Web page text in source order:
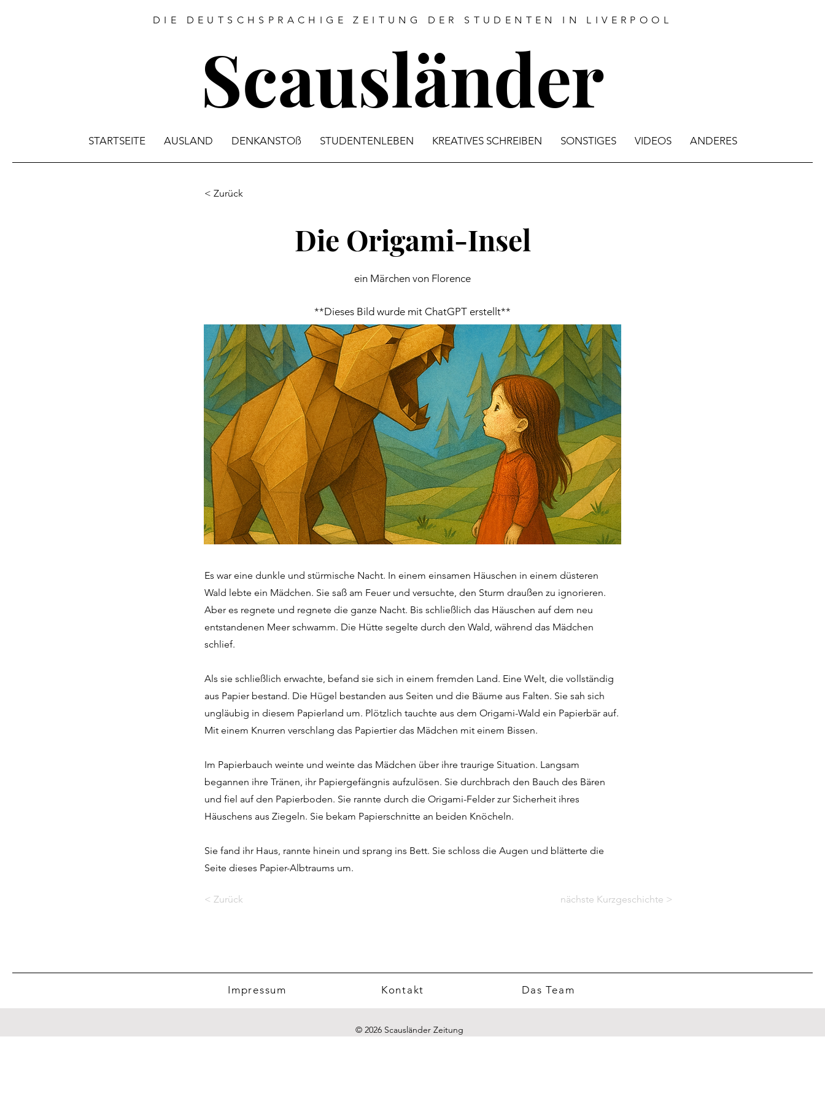
DIE DEUTSCHSPRACHIGE ZEITUNG DER STUDENTEN IN LIVERPOOL
Scausländer
STARTSEITE AUSLAND DENKANSTOß STUDENTENLEBEN KREATIVES SCHREIBEN SONSTIGES VIDEOS ANDERES
< Zurück
Die Origami-Insel
ein Märchen von Florence
**Dieses Bild wurde mit ChatGPT erstellt**
Es war eine dunkle und stürmische Nacht. In einem einsamen Häuschen in einem düsteren
Wald lebte ein Mädchen. Sie saß am Feuer und versuchte, den Sturm draußen zu ignorieren.
Aber es regnete und regnete die ganze Nacht. Bis schließlich das Häuschen auf dem neu
entstandenen Meer schwamm. Die Hütte segelte durch den Wald, während das Mädchen
schlief.
Als sie schließlich erwachte, befand sie sich in einem fremden Land. Eine Welt, die vollständig
aus Papier bestand. Die Hügel bestanden aus Seiten und die Bäume aus Falten. Sie sah sich
ungläubig in diesem Papierland um. Plötzlich tauchte aus dem Origami-Wald ein Papierbär auf.
Mit einem Knurren verschlang das Papiertier das Mädchen mit einem Bissen.
Im Papierbauch weinte und weinte das Mädchen über ihre traurige Situation. Langsam
begannen ihre Tränen, ihr Papiergefängnis aufzulösen. Sie durchbrach den Bauch des Bären
und fiel auf den Papierboden. Sie rannte durch die Origami-Felder zur Sicherheit ihres
Häuschens aus Ziegeln. Sie bekam Papierschnitte an beiden Knöcheln.
Sie fand ihr Haus, rannte hinein und sprang ins Bett. Sie schloss die Augen und blätterte die
Seite dieses Papier-Albtraums um.
< Zurück nächste Kurzgeschichte >
Impressum Kontakt Das Team
© 2026 Scausländer Zeitung